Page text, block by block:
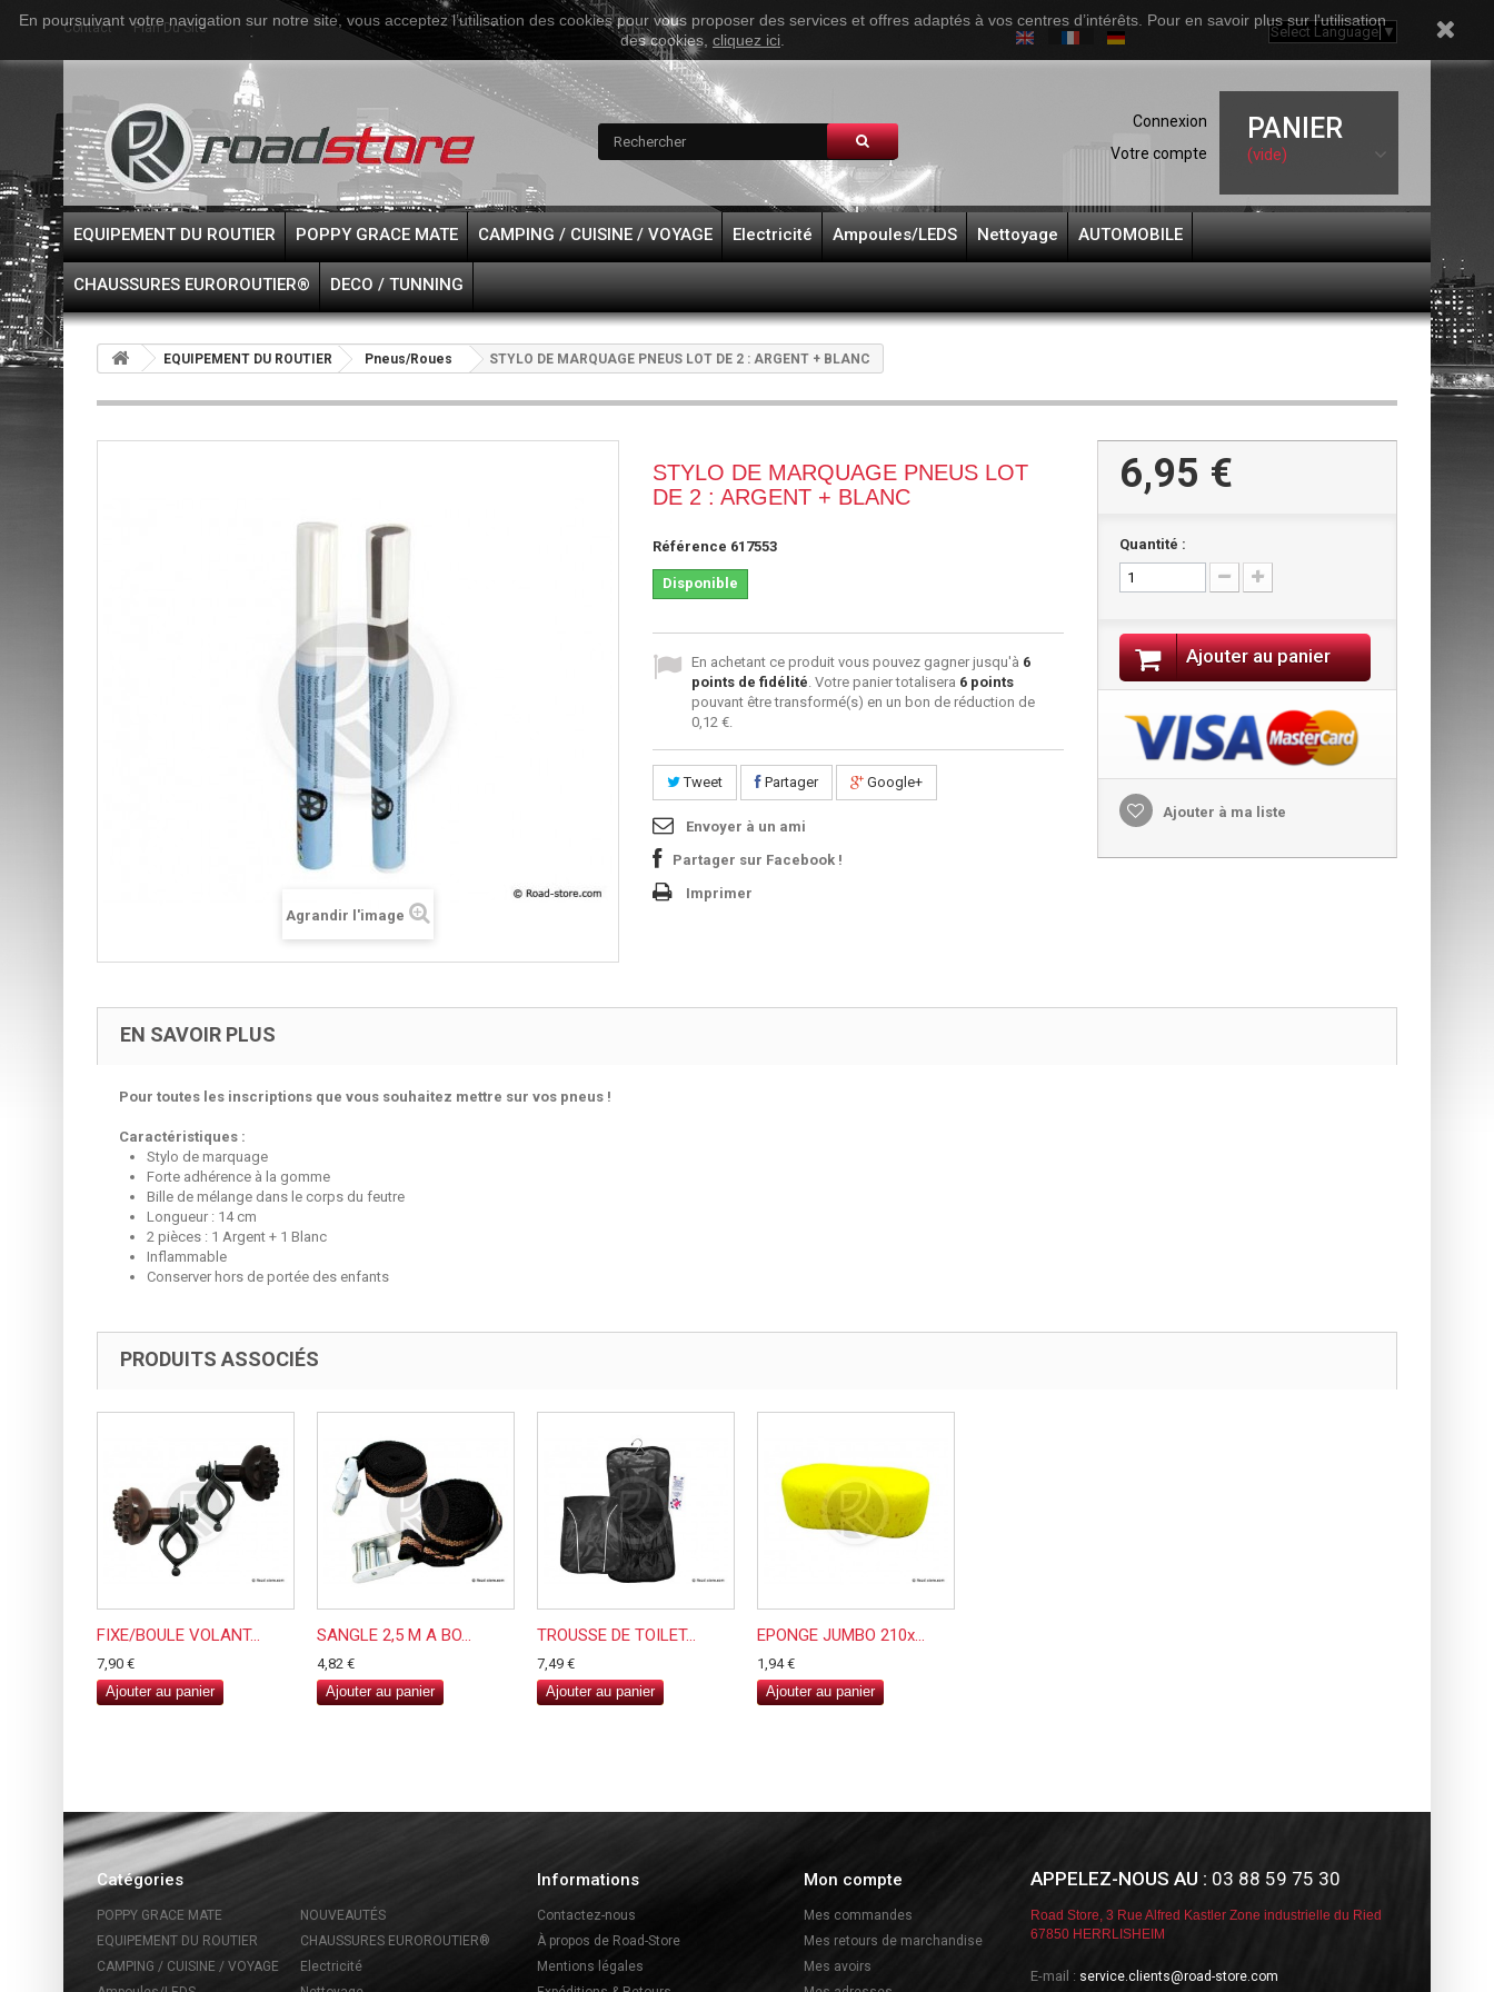
Contact Plan Du Site Select Language ▼
Connexion
Votre compte
PANIER
(vide)
EQUIPEMENT DU ROUTIER POPPY GRACE MATE CAMPING / CUISINE / VOYAGE Electricité Ampoules/LEDS Nettoyage AUTOMOBILE
CHAUSSURES EUROROUTIER® DECO / TUNNING
EQUIPEMENT DU ROUTIER Pneus/Roues STYLO DE MARQUAGE PNEUS LOT DE 2 : ARGENT + BLANC
Agrandir l'image
STYLO DE MARQUAGE PNEUS LOT
DE 2 : ARGENT + BLANC
Référence 617553
Disponible
En achetant ce produit vous pouvez gagner jusqu'à 6
points de fidélité . Votre panier totalisera 6 points
pouvant être transformé(s) en un bon de réduction de
0,12 €
Tweet Partager Google+
Envoyer à un ami
Partager sur Facebook !
Imprimer
6,95 €
Quantité :
Ajouter au panier
Ajouter à ma liste
EN SAVOIR PLUS
Pour toutes les inscriptions que vous souhaitez mettre sur vos pneus !
Caractéristiques :
Stylo de marquage
Forte adhérence à la gomme
Bille de mélange dans le corps du feutre
Longueur : 14 cm
2 pièces : 1 Argent + 1 Blanc
Inflammable
Conserver hors de portée des enfants
PRODUITS ASSOCIÉS
FIXE/BOULE VOLANT...
7,90 €
Ajouter au panier
SANGLE 2,5 M A BO...
4,82 €
Ajouter au panier
TROUSSE DE TOILET...
7,49 €
Ajouter au panier
EPONGE JUMBO 210x...
1,94 €
Ajouter au panier
Catégories
POPPY GRACE MATE
NOUVEAUTÉS
EQUIPEMENT DU ROUTIER
CHAUSSURES EUROROUTIER®
CAMPING / CUISINE / VOYAGE
Electricité
Informations
Contactez-nous
À propos de Road-Store
Mentions légales
Mon compte
Mes commandes
Mes retours de marchandise
Mes avoirs
APPELEZ-NOUS AU : 03 88 59 75 30
Road Store, 3 Rue Alfred Kastler Zone industrielle du Ried
67850 HERRLISHEIM
E-mail : service.clients@road-store.com
En poursuivant votre navigation sur notre site, vous acceptez l’utilisation des cookies pour vous proposer des services et offres adaptés à vos centres d’intérêts. Pour en savoir plus sur l'utilisation
des cookies, cliquez ici